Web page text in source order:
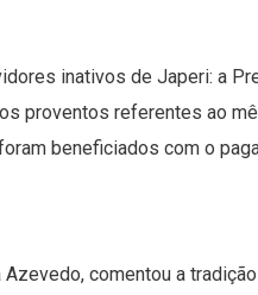
inativos de Japeri: a
proventos referentes ao
beneficiados com o
comentou a